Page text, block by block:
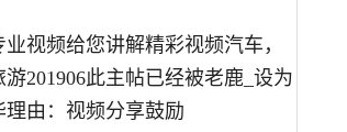
视频给您讲解精彩视频汽车，
201906此主帖已经被老鹿_设为
理由：视频分享鼓励